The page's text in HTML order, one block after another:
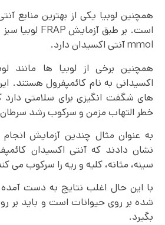
همچنین لوبیا یکی از بهترین منابع
mmol آنتی اکسیدان دارد.
همچنین برخی از لوبیا ها مانند
اکسیدانی به نام کائمپفرول هستند.
های شگفت انگیزی برای سلامتی
خطر التهاب مزمن و سرکوب رشد سرطان
به عنوان مثال چندین آزمایش
نشان دادند که آنتی اکسیدان
سینه، مثانه، کلیه و ریه را سرکوب می
با این حال اغلب نتایج به دست
شده بر روی حیوانات است و باید بر
بگیرد.